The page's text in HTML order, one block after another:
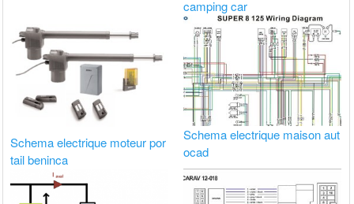
camping car
Schema electrique moteur por
tail beninca
Schema electrique maison aut
ocad